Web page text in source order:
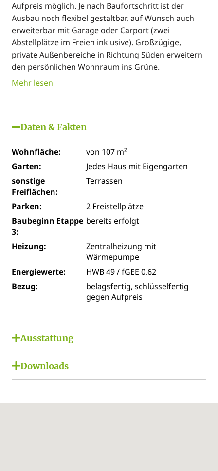
Aufpreis möglich. Je nach Baufortschritt ist der
Ausbau noch flexibel gestaltbar, auf Wunsch auch
erweiterbar mit Garage oder Carport (zwei
Abstellplätze im Freien inklusive). Großzügige,
private Außenbereiche in Richtung Süden erweitern
den persönlichen Wohnraum ins Grüne.
Mehr lesen
Daten & Fakten
Wohnfläche:
von 107 m²
Garten:
Jedes Haus mit Eigengarten
sonstige
Freiflächen:
Terrassen
Parken:
2 Freistellplätze
Baubeginn Etappe
3:
bereits erfolgt
Heizung:
Zentralheizung mit
Wärmepumpe
Energiewerte:
HWB 49 / fGEE 0,62
Bezug:
belagsfertig, schlüsselfertig
gegen Aufpreis
Ausstattung
Video-Gegensprechanlage
Downloads
Preisliste Am Türnbergfeld